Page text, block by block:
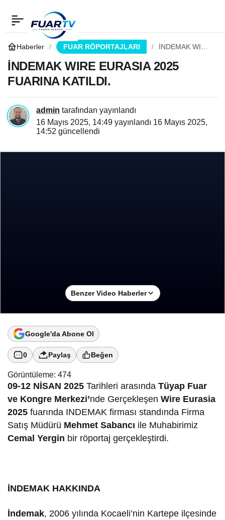
Haberler FUAR RÖPORTAJLARI
İNDEMAK WIRE
FUARINA
KATILDI.
İNDEMAK WIRE EURASIA 2025
FUARINA KATILDI.
admin tarafından yayınlandı
16 Mayıs 2025, 14:49 yayınlandı 16 Mayıs 2025,
14:52 güncellendi
Benzer Video Haberler
Google'da Abone Ol
0 Paylaş Beğen
Görüntüleme: 474
09-12 NİSAN 2025 Tarihleri arasındaTüyap Fuar
ve Kongre Merkezi’nde GerçekleşenWire Eurasia
2025 fuarında INDEMAK firması standında Firma
Satış Müdürü Mehmet Sabancı ile Muhabirimiz
Cemal Yergin bir röportaj gerçekleştirdi.
İNDEMAK HAKKINDA
İndemak, 2006 yılında Kocaeli’nin Kartepe ilçesinde
İNDEMAK WIRE
EURASIA 2025 FUARINA
KATILDI.